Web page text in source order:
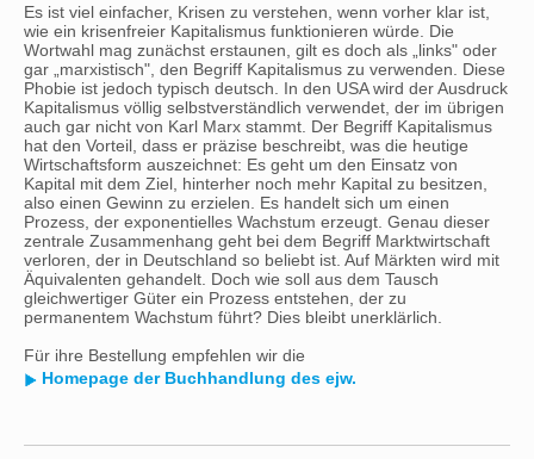
Es ist viel einfacher, Krisen zu verstehen, wenn vorher klar ist,
wie ein krisenfreier Kapitalismus funktionieren würde. Die
Wortwahl mag zunächst erstaunen, gilt es doch als „links" oder
gar „marxistisch", den Begriff Kapitalismus zu verwenden. Diese
Phobie ist jedoch typisch deutsch. In den USA wird der Ausdruck
Kapitalismus völlig selbstverständlich verwendet, der im übrigen
auch gar nicht von Karl Marx stammt. Der Begriff Kapitalismus
hat den Vorteil, dass er präzise beschreibt, was die heutige
Wirtschaftsform auszeichnet: Es geht um den Einsatz von
Kapital mit dem Ziel, hinterher noch mehr Kapital zu besitzen,
also einen Gewinn zu erzielen. Es handelt sich um einen
Prozess, der exponentielles Wachstum erzeugt. Genau dieser
zentrale Zusammenhang geht bei dem Begriff Marktwirtschaft
verloren, der in Deutschland so beliebt ist. Auf Märkten wird mit
Äquivalenten gehandelt. Doch wie soll aus dem Tausch
gleichwertiger Güter ein Prozess entstehen, der zu
permanentem Wachstum führt? Dies bleibt unerklärlich.
Für ihre Bestellung empfehlen wir die
Homepage der Buchhandlung des ejw.